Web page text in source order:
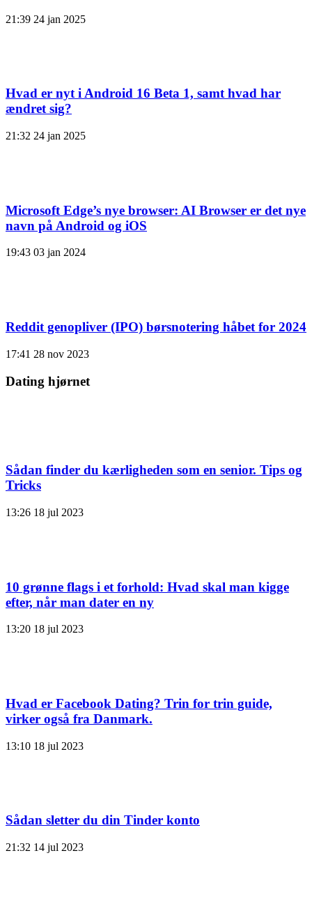
21:39 24 jan 2025
Hvad er nyt i Android 16 Beta 1, samt hvad har
ændret sig?
21:32 24 jan 2025
Microsoft Edge’s nye browser: AI Browser er det nye
navn på Android og iOS
19:43 03 jan 2024
Reddit genopliver (IPO) børsnotering håbet for 2024
17:41 28 nov 2023
Dating hjørnet
Sådan finder du kærligheden som en senior. Tips og
Tricks
13:26 18 jul 2023
10 grønne flags i et forhold: Hvad skal man kigge
efter, når man dater en ny
13:20 18 jul 2023
Hvad er Facebook Dating? Trin for trin guide,
virker også fra Danmark.
13:10 18 jul 2023
Sådan sletter du din Tinder konto
21:32 14 jul 2023